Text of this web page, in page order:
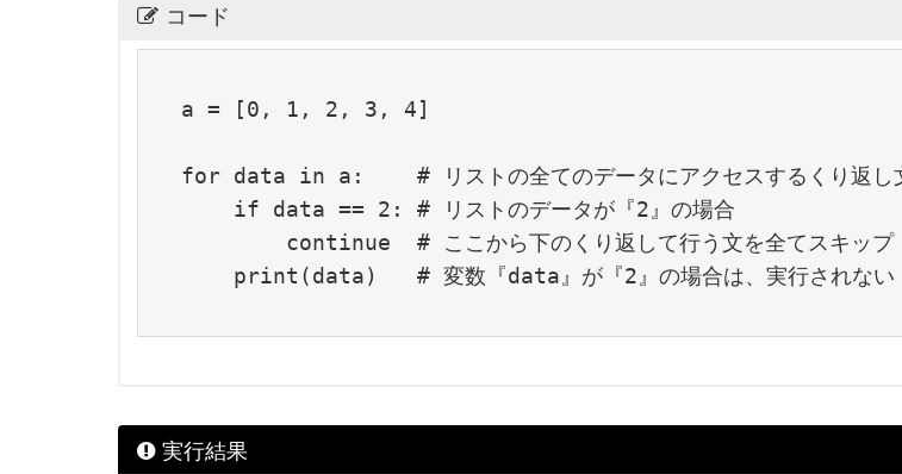
コード
a = [0, 1, 2, 3, 4]
for data in a:    # リストの全てのデータにアクセスするくり返し
    if data == 2: # リストのデータが『2』の場合
        continue  # ここから下のくり返して行う文を全てスキップ
    print(data)   # 変数『data』が『2』の場合は、実行されない
実行結果